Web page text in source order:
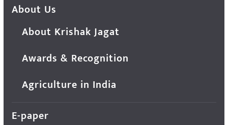
About Us
About Krishak Jagat
Awards & Recognition
Agriculture in India
E-paper